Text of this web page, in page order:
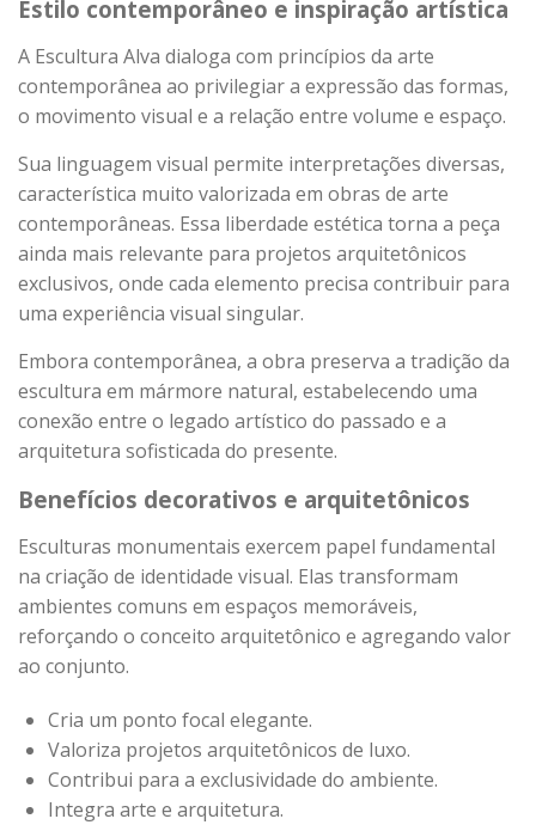
Estilo contemporâneo e inspiração artística
A Escultura Alva dialoga com princípios da arte
contemporânea ao privilegiar a expressão das formas,
o movimento visual e a relação entre volume e espaço.
Sua linguagem visual permite interpretações diversas,
característica muito valorizada em obras de arte
contemporâneas. Essa liberdade estética torna a peça
ainda mais relevante para projetos arquitetônicos
exclusivos, onde cada elemento precisa contribuir para
uma experiência visual singular.
Embora contemporânea, a obra preserva a tradição da
escultura em mármore natural, estabelecendo uma
conexão entre o legado artístico do passado e a
arquitetura sofisticada do presente.
Benefícios decorativos e arquitetônicos
Esculturas monumentais exercem papel fundamental
na criação de identidade visual. Elas transformam
ambientes comuns em espaços memoráveis,
reforçando o conceito arquitetônico e agregando valor
ao conjunto.
Cria um ponto focal elegante.
Valoriza projetos arquitetônicos de luxo.
Contribui para a exclusividade do ambiente.
Integra arte e arquitetura.